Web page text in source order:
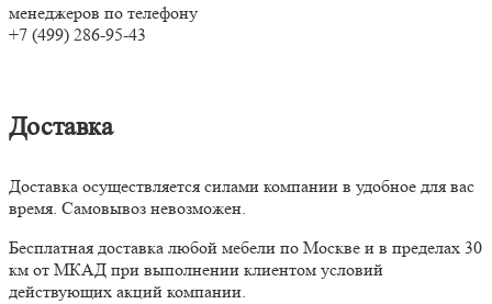
менеджеров по телефону
+7 (499) 286-95-43
Доставка
Доставка осуществляется силами компании в удобное для вас
время. Самовывоз невозможен.
Бесплатная доставка любой мебели по Москве и в пределах 30
км от МКАД при выполнении клиентом условий
действующих акций компании.